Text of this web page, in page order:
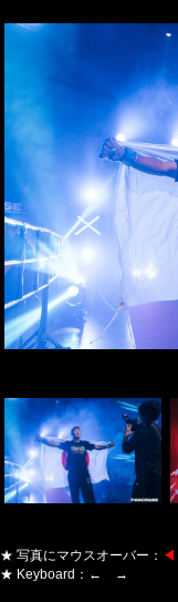
★ 写真にマウスオーバー：
★ Keyboard：← →